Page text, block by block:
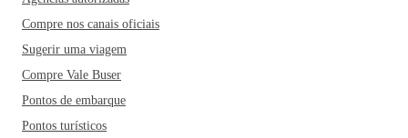
Compre nos canais oficiais
Sugerir uma viagem
Compre Vale Buser
Pontos de embarque
Pontos turísticos